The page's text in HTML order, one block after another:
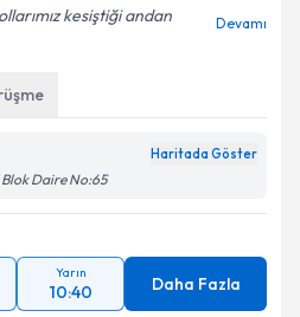
kesiştiği andan
Devamı
Haritada Göster
Daire No:65
Yarın
10:40 Daha Fazla